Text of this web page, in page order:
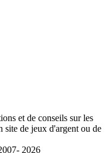
et de conseils sur les
site de jeux d'argent ou de
2026